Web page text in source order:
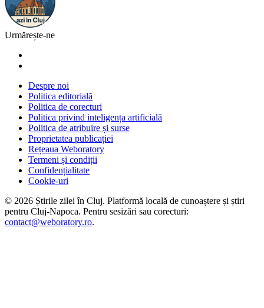
Urmărește-ne
Despre noi
Politica editorială
Politica de corecturi
Politica privind inteligența artificială
Politica de atribuire și surse
Proprietatea publicației
Rețeaua Weboratory
Termeni și condiții
Confidențialitate
Cookie-uri
© 2026 Știrile zilei în Cluj. Platformă locală de cunoaștere și știri
pentru Cluj-Napoca. Pentru sesizări sau corecturi:
contact@weboratory.ro.